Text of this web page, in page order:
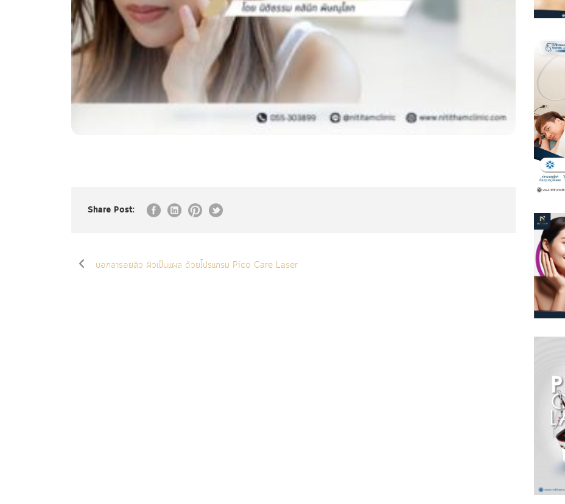
Share Post:
บอกลารอยสิว ผิวเป็นแผล ด้วยโปรแกรม Pico Care Laser